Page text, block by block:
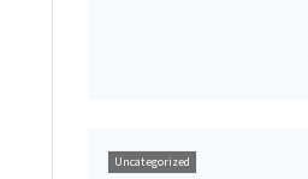
Uncategorized